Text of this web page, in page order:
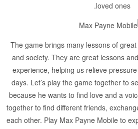
loved ones.
The game brings many lessons of
and society. They are great lessons
experience, helping us relieve
days. Let’s play the game together to
because he wants to find love and a
together to find different friends,
each other. Play Max Payne Mobile to